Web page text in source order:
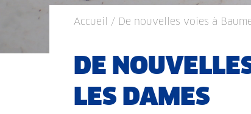
Accueil / De nouvelles voies à
DE
LES DAMES